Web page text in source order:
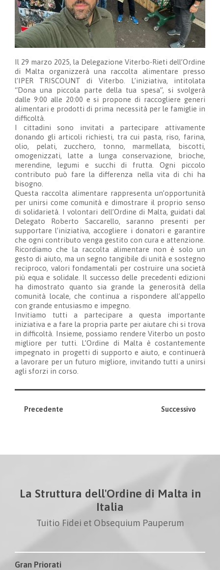
Il 29 marzo 2025, la Delegazione Viterbo-Rieti dell’Ordine
di Malta organizzerà una raccolta alimentare presso
l’IPER TRISCOUNT di Viterbo. L’iniziativa, intitolata
“Dona una piccola parte della tua spesa”, si svolgerà
dalle 9:00 alle 20:00 e si propone di raccogliere generi
alimentari e prodotti di prima necessità per le famiglie in
difficoltà.
I cittadini sono invitati a partecipare attivamente
donando gli articoli richiesti, tra cui pasta, riso, farina,
olio, pelati, zucchero, tonno, marmellata, biscotti,
omogenizzati, latte a lunga conservazione, brioche,
merendine, legumi e succhi di frutta. Ogni piccolo
contributo può fare la differenza nella vita di chi ha
bisogno.
Questa raccolta alimentare rappresenta un’opportunità
per unirsi come comunità e dimostrare il proprio senso
di solidarietà. I volontari dell’Ordine di Malta, guidati dal
Delegato Roberto Saccarello, saranno presenti per
supportare l’iniziativa, accogliere i donatori e garantire
che ogni contributo venga gestito con cura e attenzione.
Ricordiamo che la raccolta alimentare non è solo un
gesto di aiuto, ma un segno tangibile di unità e sostegno
reciproco, valori fondamentali per costruire una società
più equa e solidale. Il successo delle precedenti edizioni
ha dimostrato quanto sia grande la generosità della
comunità locale, che continua a rispondere all’appello
con grande entusiasmo e impegno.
Invitiamo tutti a partecipare a questa importante
iniziativa e a fare la propria parte per aiutare chi si trova
in difficoltà. Insieme, possiamo rendere Viterbo un posto
migliore per tutti. L’Ordine di Malta è costantemente
impegnato in progetti di supporto e aiuto, e continuerà
a lavorare per un futuro migliore, invitando tutti a unirsi
agli sforzi in corso.
Precedente Successivo
La Struttura dell'Ordine di Malta in
Italia
Tuitio Fidei et Obsequium Pauperum
Gran Priorati